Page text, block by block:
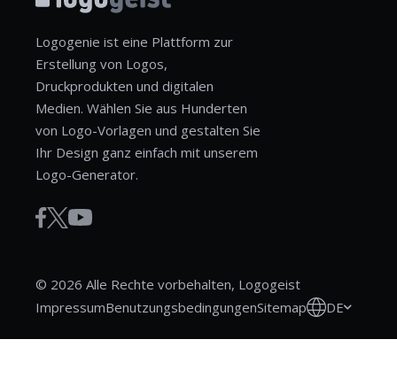
Logogenie ist eine Plattform zur
Erstellung von Logos,
Druckprodukten und digitalen
Medien. Wählen Sie aus Hunderten
von Logo-Vorlagen und gestalten Sie
Ihr Design ganz einfach mit unserem
Logo-Generator.
© 2026 Alle Rechte vorbehalten, Logogeist
ImpressumBenutzungsbedingungenSitemap DE